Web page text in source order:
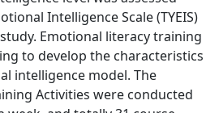
Intelligence Scale (TYEIS)
Emotional literacy training
to develop the characteristics
intelligence model. The
Activities were conducted